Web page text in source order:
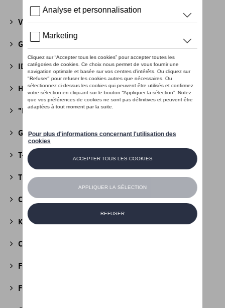
Volkswagen Collection(30)
GTI Collection
ID Collection(22)
Héritage Collection(13)
"R" Collection(19)
Golf Collection(24)
T-Roc Collection(18)
Tiguan Collection(5)
California Collection(18)
Kids Collection
Cobi
Fire & Ice Collection
Football Collection